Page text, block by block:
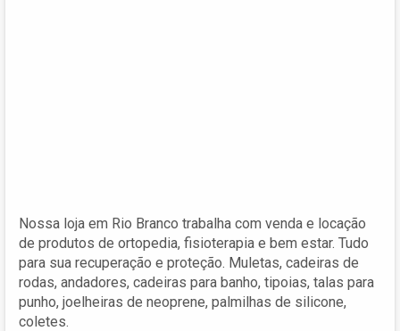
Nossa loja em Rio Branco trabalha com venda e locação
de produtos de ortopedia, fisioterapia e bem estar. Tudo
para sua recuperação e proteção. Muletas, cadeiras de
rodas, andadores, cadeiras para banho, tipoias, talas para
punho, joelheiras de neoprene, palmilhas de silicone,
coletes.